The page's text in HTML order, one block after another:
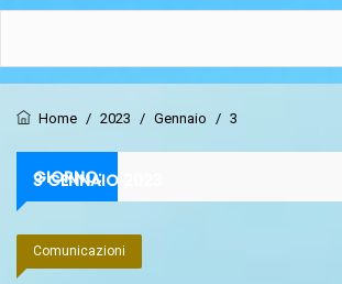
Home / 2023 / Gennaio / 3
GIORNO:
3 GENNAIO 2023
Comunicazioni